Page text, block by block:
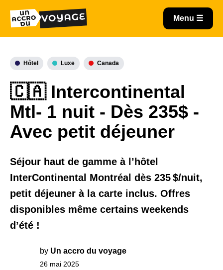
Hôtel Luxe Canada
🇨🇦 Intercontinental
Mtl- 1 nuit - Dès 235$ -
Avec petit déjeuner
Séjour haut de gamme à l’hôtel
InterContinental Montréal dès 235 $/nuit,
petit déjeuner à la carte inclus. Offres
disponibles même certains weekends
d’été !
by Un accro du voyage
26 mai 2025